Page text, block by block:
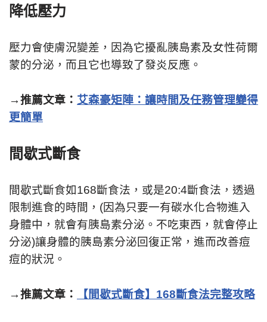
降低壓力
壓力會使膚況變差，因為它擾亂胰島素及女性荷爾
蒙的分泌，而且它也導致了發炎反應。
→推薦文章： 艾森豪矩陣：讓時間及任務管理變得
更簡單
間歇式斷食
間歇式斷食如168斷食法，或是20:4斷食法，透過
限制進食的時間，(因為只要一有碳水化合物進入
身體中，就會有胰島素分泌。不吃東西，就會停止
分泌)讓身體的胰島素分泌回復正常，進而改善痘
痘的狀況。
→推薦文章： 【間歇式斷食】168斷食法完整攻略